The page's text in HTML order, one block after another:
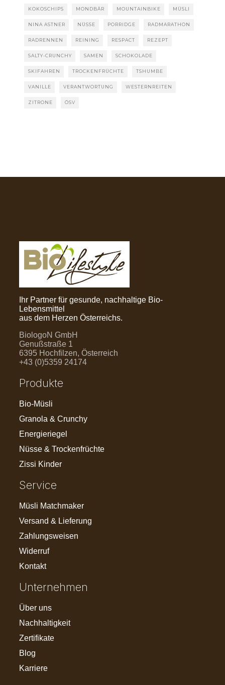
KOKOSCHIPS MONDBÄR MOUNTAINBIKE MÜSLI
NINA ASTNER NÜSSE PORRIDGE RADMARATHON
RADRENNEN REINING RESPACT REZEPT
SALTY-CRUNCHY SAMEN SCHOKOLADE
SKIFAHREN TROCKENFRÜCHTE TSHUMBE
VANILLE VERANTWORTUNG WESTERNREITEN
ZITRONE ÖSV
Ihr Partner für gesunde, nachhaltige Bio-
Lebensmittel
aus dem Herzen Österreichs.
BiologoN GmbH
Genußstraße 1
6395 Hochfilzen, Österreich
+43 (0)5359 24174
Produkte
Bio-Müsli
Granola & Crunchy
Energieriegel
Nüsse & Trockenfrüchte
Zissi Kinder
Service
Müsli Matchmaker
Versand & Lieferung
Zahlungsweisen
Widerruf
Kontakt
Unternehmen
Über uns
Nachhaltigkeit
Zertifikate
Blog
Karriere